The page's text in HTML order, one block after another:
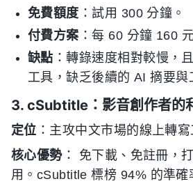
免費額度 ：試用 300 分鐘。
付費方案 ：每 60 分鐘 160
缺點 ：轉錄速度相對較慢，
工具，缺乏後續的 AI 摘要與
3. cSubtitle：影音創作者的
定位 ：主攻中文市場的線上轉寫
核心優勢： 免下載、免註冊，
用。cSubtitle 標榜 94% 的準確